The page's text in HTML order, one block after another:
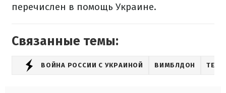
перечислен в помощь Украине.
Связанные темы:
ВОЙНА РОССИИ С УКРАИНОЙ ВИМБЛДОН